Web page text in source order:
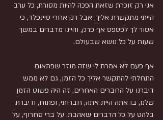
אני רק זוכרת שזאת הפכה להיות מסורת, כל ערב
הייתי מתקשרת אליך, אבל רק אחרי סיינפלד, כי
אסור לך לפספס אף פרק, והיינו מדברים במשך
שעות על כל נושא שבעולם.
אף פעם לא אמרת לי שזה מוזר שפתאום
התחלתי להתקשר אליך כל הזמן, גם לא ממש
דיברנו על החברים האחרים, זה היה פשוט הזמן
שלנו, בו אתה היית אתה, חברותי, ופתוח, ודיברת
בלהט על כל הדברים שאהבת. על ברי סחרוף, על